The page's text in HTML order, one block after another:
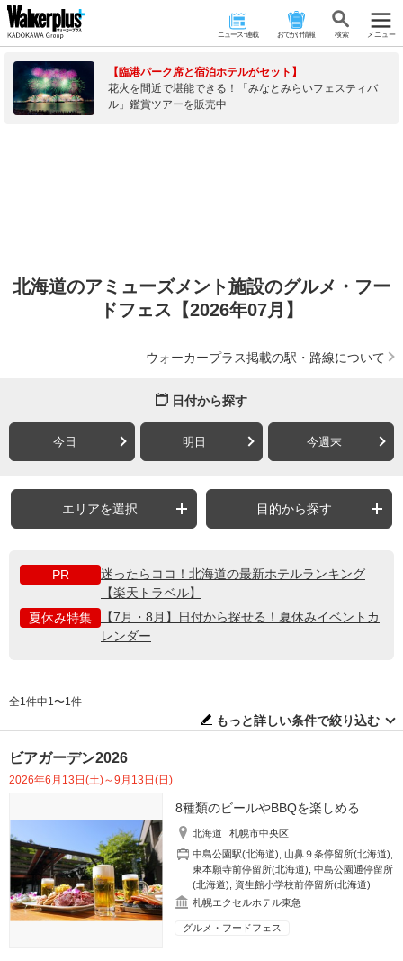
ニュース･連載 おでかけ情報 検 索 メニュー
【臨港パーク席と宿泊ホテルがセット】
花火を間近で堪能できる！「みなとみらいフェスティバ
ル」鑑賞ツアーを販売中
北海道のアミューズメント施設のグルメ・フー
ドフェス【2026年07月】
ウォーカープラス掲載の駅・路線について
日付から探す
今日 明日 今週末
エリアを選択 目的から探す
PR
迷ったらココ！北海道の最新ホテルランキング
【楽天トラベル】
夏休み特集
【7月・8月】日付から探せる！夏休みイベントカ
レンダー
全1件中1〜1件
もっと詳しい条件で絞り込む
ビアガーデン2026
2026年6月13日(土)～9月13日(日)
8種類のビールやBBQを楽しめる
北海道
札幌市中央区
中島公園駅(北海道)
山鼻９条停留所(北海道)
東本願寺前停留所(北海道) ,中島公園通停留所
(北海道)
資生館小学校前停留所(北海道)
札幌エクセルホテル東急
グルメ・フードフェス